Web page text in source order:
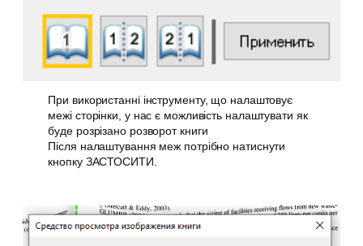
При використанні інструменту, що налаштовує
межі сторінки, у нас є можливість налаштувати як
буде розрізано розворот книги
Після налаштування меж потрібно натиснути
кнопку ЗАСТОСИТИ.